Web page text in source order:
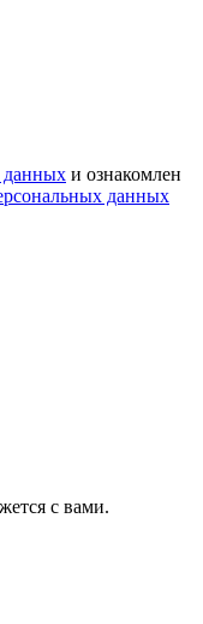
данных и ознакомлен
данных
с вами.